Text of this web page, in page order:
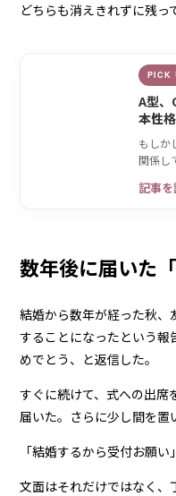
どちらも消えきれずに残っ
PICK
A型、
本性
もしか
関係し
記事を
数年後に届いた
結婚から数年が経った秋
することになったという
めでとう、と返信した。
すぐに続けて、式への出席
届いた。さらに少し間を置
「結婚するから受付お願い」
文面はそれだけではなく、